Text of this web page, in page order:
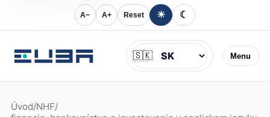
A− A+ Reset ☀ ☾
Menu
Jazyk
🇸🇰
Úvod/NHF/